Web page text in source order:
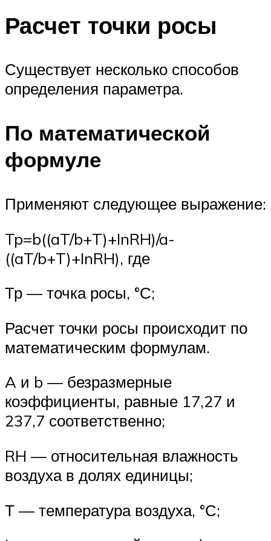
Расчет точки росы
Существует несколько способов
определения параметра.
По математической
формуле
Применяют следующее выражение:
Tp=b((aT/b+T)+InRH)/a-
((aT/b+T)+InRH), где
Тр — точка росы, °С;
Расчет точки росы происходит по
математическим формулам.
A и b — безразмерные
коэффициенты, равные 17,27 и
237,7 соответственно;
RH — относительная влажность
воздуха в долях единицы;
Т — температура воздуха, °С;